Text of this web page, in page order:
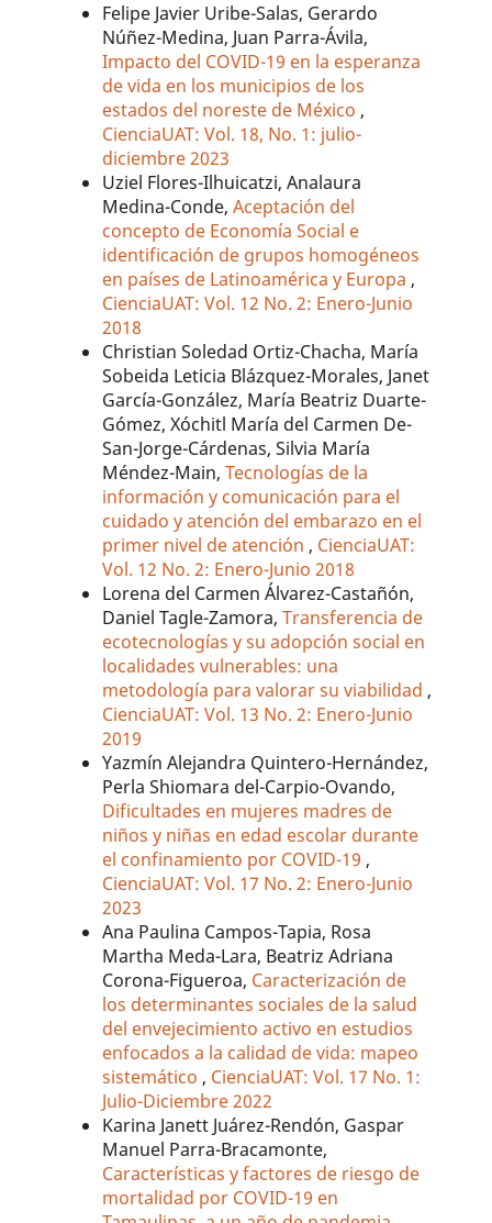
Felipe Javier Uribe-Salas, Gerardo
Núñez-Medina, Juan Parra-Ávila,
Impacto del COVID-19 en la esperanza
de vida en los municipios de los
estados del noreste de México,
CienciaUAT: Vol. 18, No. 1: julio-
diciembre 2023
Uziel Flores-Ilhuicatzi, Analaura
Medina-Conde,Aceptación del
concepto de Economía Social e
identificación de grupos homogéneos
en países de Latinoamérica y Europa,
CienciaUAT: Vol. 12 No. 2: Enero-Junio
2018
Christian Soledad Ortiz-Chacha, María
Sobeida Leticia Blázquez-Morales, Janet
García-González, María Beatriz Duarte-
Gómez, Xóchitl María del Carmen De-
San-Jorge-Cárdenas, Silvia María
Méndez-Main,Tecnologías de la
información y comunicación para el
cuidado y atención del embarazo en el
primer nivel de atención, CienciaUAT:
Vol. 12 No. 2: Enero-Junio 2018
Lorena del Carmen Álvarez-Castañón,
Daniel Tagle-Zamora,Transferencia de
ecotecnologías y su adopción social en
localidades vulnerables: una
metodología para valorar su viabilidad,
CienciaUAT: Vol. 13 No. 2: Enero-Junio
2019
Yazmín Alejandra Quintero-Hernández,
Perla Shiomara del-Carpio-Ovando,
Dificultades en mujeres madres de
niños y niñas en edad escolar durante
el confinamiento por COVID-19,
CienciaUAT: Vol. 17 No. 2: Enero-Junio
2023
Ana Paulina Campos-Tapia, Rosa
Martha Meda-Lara, Beatriz Adriana
Corona-Figueroa, Caracterización de
los determinantes sociales de la salud
del envejecimiento activo en estudios
enfocados a la calidad de vida: mapeo
sistemático, CienciaUAT: Vol. 17 No. 1:
Julio-Diciembre 2022
Karina Janett Juárez-Rendón, Gaspar
Manuel Parra-Bracamonte,
Características y factores de riesgo de
mortalidad por COVID-19 en